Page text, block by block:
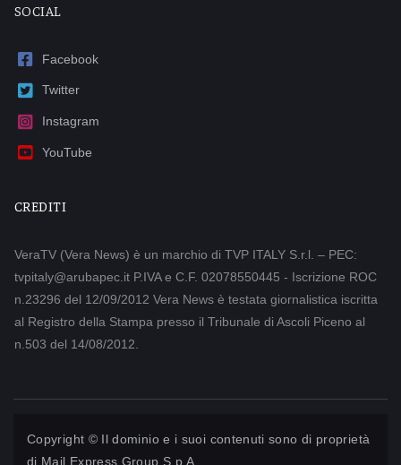
SOCIAL
Facebook
Twitter
Instagram
YouTube
CREDITI
VeraTV (Vera News) è un marchio di TVP ITALY S.r.l. – PEC:
tvpitaly@arubapec.it P.IVA e C.F. 02078550445 - Iscrizione ROC
n.23296 del 12/09/2012 Vera News è testata giornalistica iscritta
al Registro della Stampa presso il Tribunale di Ascoli Piceno al
n.503 del 14/08/2012.
Copyright © Il dominio e i suoi contenuti sono di proprietà
di Mail Express Group S.p.A.